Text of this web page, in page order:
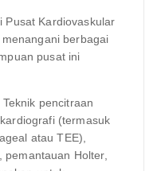
Pusat Kardiovaskular
berbagai
pusat ini
Teknik pencitraan
(termasuk
atau TEE),
Holter,